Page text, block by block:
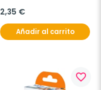
2,35 €
Añadir al carrito
favorite_border